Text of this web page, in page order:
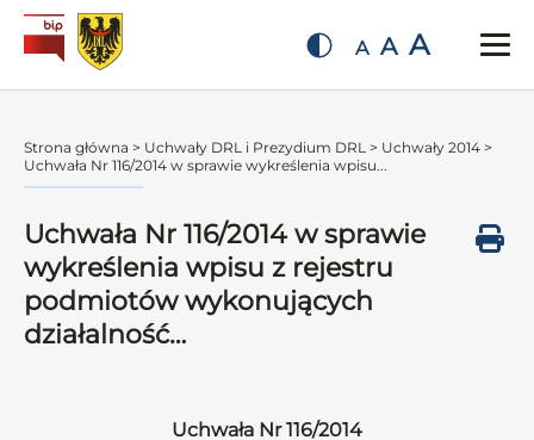
A A A
Strona główna > Uchwały DRL i Prezydium DRL > Uchwały 2014 >
Uchwała Nr 116/2014 w sprawie wykreślenia wpisu...
Uchwała Nr 116/2014 w sprawie
wykreślenia wpisu z rejestru
podmiotów wykonujących
działalność…
Uchwała Nr 116/2014